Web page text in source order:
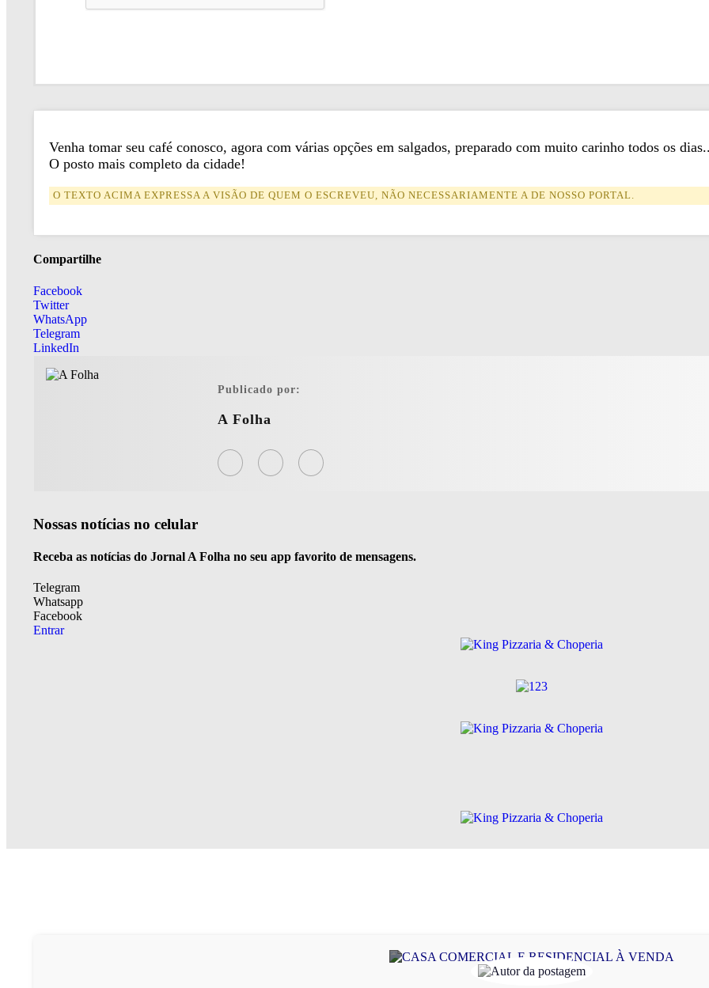
Venha tomar seu café conosco, agora com várias opções em salgados, preparado com muito carinho todos os
O posto mais completo da cidade!
O TEXTO ACIMA EXPRESSA A VISÃO DE QUEM O ESCREVEU, NÃO NECESSARIAMENTE A DE NOSSO PORTAL.
Compartilhe
Facebook
Twitter
WhatsApp
Telegram
LinkedIn
Publicado por:
A Folha
Nossas notícias no celular
Receba as notícias do Jornal A Folha no seu app favorito de mensagens.
Telegram
Whatsapp
Facebook
Entrar